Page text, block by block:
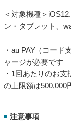
＜対象機種＞
ン・タブレット、
・au PAY（コード
ャージが必要です
・1回あたりのお
の上限額は500,000
■ 注意事項